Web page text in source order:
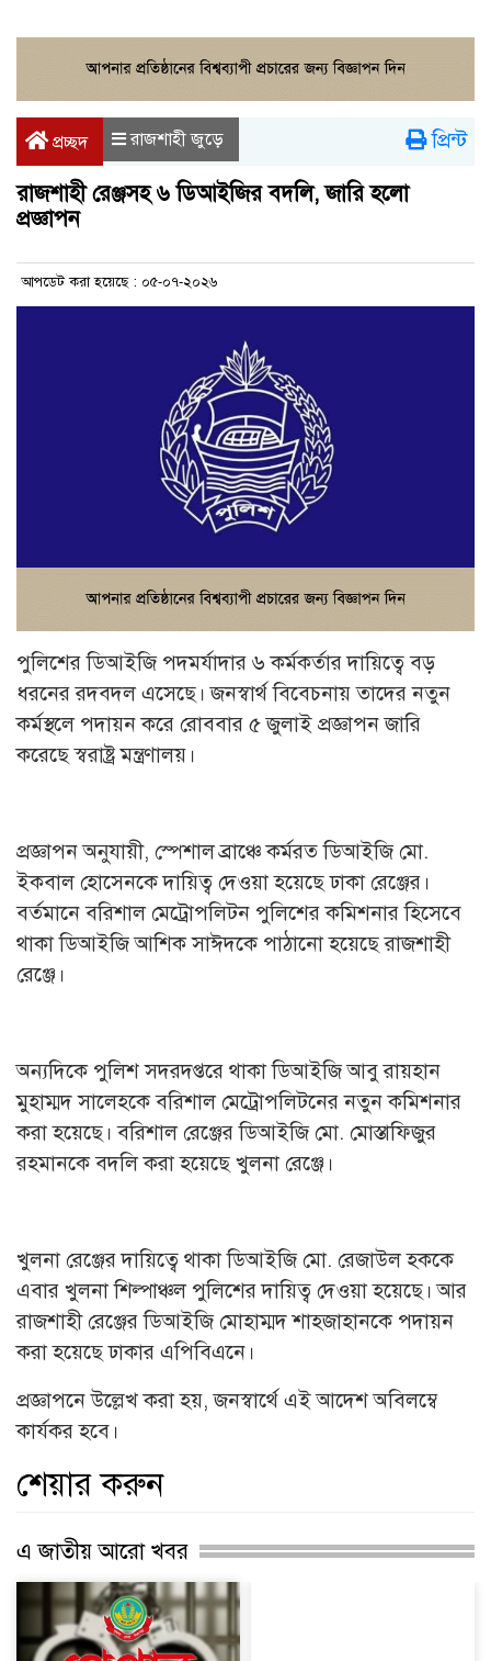
প্রচ্ছদ রাজশাহী জুড়ে প্রিন্ট
রাজশাহী রেঞ্জসহ ৬ ডিআইজির বদলি, জারি হলো
প্রজ্ঞাপন
আপডেট করা হয়েছে : ০৫-০৭-২০২৬
পুলিশের ডিআইজি পদমর্যাদার ৬ কর্মকর্তার দায়িত্বে বড়
ধরনের রদবদল এসেছে। জনস্বার্থ বিবেচনায় তাদের নতুন
কর্মস্থলে পদায়ন করে রোববার ৫ জুলাই প্রজ্ঞাপন জারি
করেছে স্বরাষ্ট্র মন্ত্রণালয়।
প্রজ্ঞাপন অনুযায়ী, স্পেশাল ব্রাঞ্চে কর্মরত ডিআইজি মো.
ইকবাল হোসেনকে দায়িত্ব দেওয়া হয়েছে ঢাকা রেঞ্জের।
বর্তমানে বরিশাল মেট্রোপলিটন পুলিশের কমিশনার হিসেবে
থাকা ডিআইজি আশিক সাঈদকে পাঠানো হয়েছে রাজশাহী
রেঞ্জে।
অন্যদিকে পুলিশ সদরদপ্তরে থাকা ডিআইজি আবু রায়হান
মুহাম্মদ সালেহকে বরিশাল মেট্রোপলিটনের নতুন কমিশনার
করা হয়েছে। বরিশাল রেঞ্জের ডিআইজি মো. মোস্তাফিজুর
রহমানকে বদলি করা হয়েছে খুলনা রেঞ্জে।
খুলনা রেঞ্জের দায়িত্বে থাকা ডিআইজি মো. রেজাউল হককে
এবার খুলনা শিল্পাঞ্চল পুলিশের দায়িত্ব দেওয়া হয়েছে। আর
রাজশাহী রেঞ্জের ডিআইজি মোহাম্মদ শাহজাহানকে পদায়ন
করা হয়েছে ঢাকার এপিবিএনে।
প্রজ্ঞাপনে উল্লেখ করা হয়, জনস্বার্থে এই আদেশ অবিলম্বে
কার্যকর হবে।
শেয়ার করুন
এ জাতীয় আরো খবর